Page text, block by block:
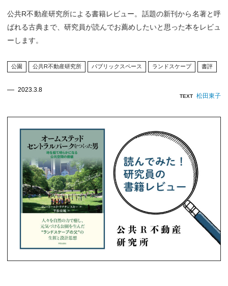
公共R不動産研究所による書籍レビュー。話題の新刊から名著と呼
ばれる古典まで、研究員が読んでお薦めしたいと思った本をレビュ
ーします。
公園 公共R不動産研究所 パブリックスペース ランドスケープ 書評
2023.3.8
TEXT 松田東子